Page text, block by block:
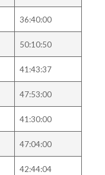
36:40:00
50:10:50
41:43:37
47:53:00
41:30:00
47:04:00
42:44:04